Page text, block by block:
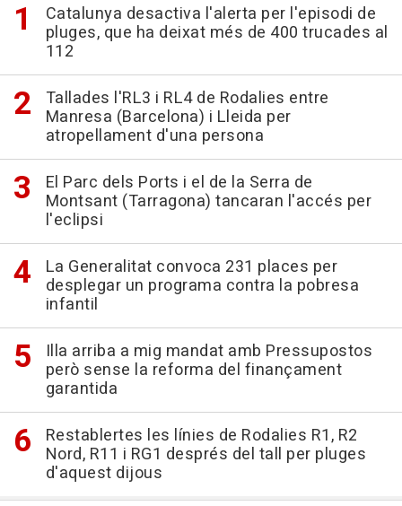
Catalunya desactiva l'alerta per l'episodi de
pluges, que ha deixat més de 400 trucades al
112
Tallades l'RL3 i RL4 de Rodalies entre
Manresa (Barcelona) i Lleida per
atropellament d'una persona
El Parc dels Ports i el de la Serra de
Montsant (Tarragona) tancaran l'accés per
l'eclipsi
La Generalitat convoca 231 places per
desplegar un programa contra la pobresa
infantil
Illa arriba a mig mandat amb Pressupostos
però sense la reforma del finançament
garantida
Restablertes les línies de Rodalies R1, R2
Nord, R11 i RG1 després del tall per pluges
d'aquest dijous